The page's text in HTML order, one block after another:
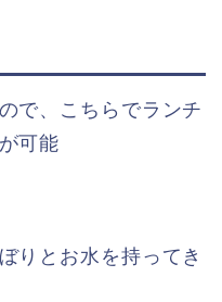
で、こちらでランチ
可能
りとお水を持ってき